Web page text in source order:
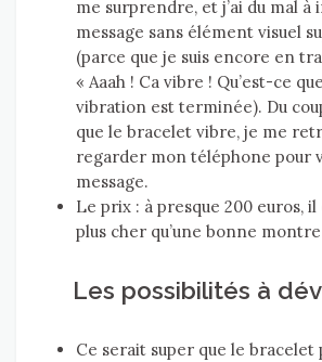
me surprendre, et j’ai du mal
message sans élément visuel
(parce que je suis encore en
« Aaah ! Ca vibre ! Qu’est-ce
vibration est terminée). Du
que le bracelet vibre, je me
regarder mon téléphone pour
message.
Le prix : à presque 200 euros,
plus cher qu’une bonne
Les possibilités à
Ce serait super que le bracelet